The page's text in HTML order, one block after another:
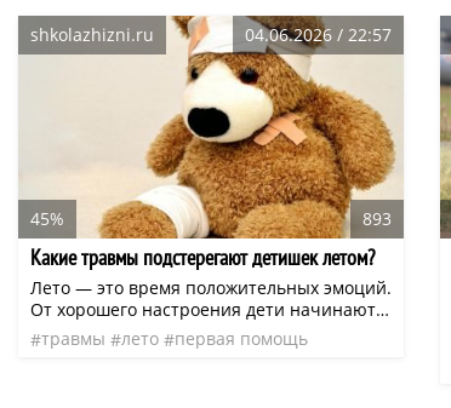
строили артиллерийских кораблей такого
колоссального размера.
великая отечественная война
английская
немецкая
норвежская
shkolazhizni.ru 04.06.2026 / 22:57
45% 893
Какие травмы подстерегают детишек летом?
Лето — это время положительных эмоций.
От хорошего настроения дети начинают
больше играть, больше двигаться и
больше рисковать. Поэтому родители
травмы лето
первая помощь